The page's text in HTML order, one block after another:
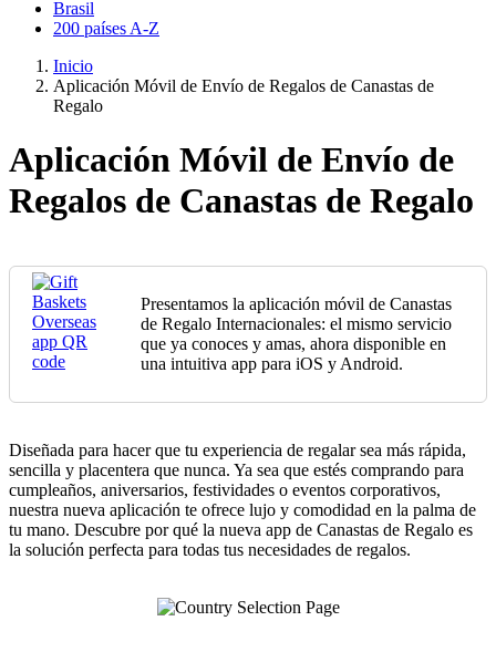
Brasil
200 países A-Z
Inicio
Aplicación Móvil de Envío de Regalos de Canastas de
Regalo
Aplicación Móvil de Envío de
Regalos de Canastas de Regalo
Presentamos la aplicación móvil de Canastas
de Regalo Internacionales: el mismo servicio
que ya conoces y amas, ahora disponible en
una intuitiva app para iOS y Android.
Diseñada para hacer que tu experiencia de regalar sea más rápida,
sencilla y placentera que nunca. Ya sea que estés comprando para
cumpleaños, aniversarios, festividades o eventos corporativos,
nuestra nueva aplicación te ofrece lujo y comodidad en la palma de
tu mano. Descubre por qué la nueva app de Canastas de Regalo es
la solución perfecta para todas tus necesidades de regalos.